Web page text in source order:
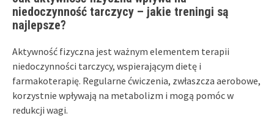
niedoczynność tarczycy – jakie treningi są
najlepsze?
Aktywność fizyczna jest ważnym elementem terapii
niedoczynności tarczycy, wspierającym dietę i
farmakoterapię. Regularne ćwiczenia, zwłaszcza aerobowe,
korzystnie wpływają na metabolizm i mogą pomóc w
redukcji wagi.